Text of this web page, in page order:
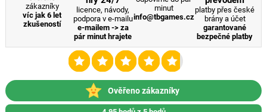
zákazníky
víc jak 6 let
zkušeností
licence, návody,
podpora v e-mailu
e-mailem -> za
pár minut hrajete
minut
info@tbgames.cz
platby přes české
brány a účet
garantované
bezpečné platby
Ověřeno zákazníky